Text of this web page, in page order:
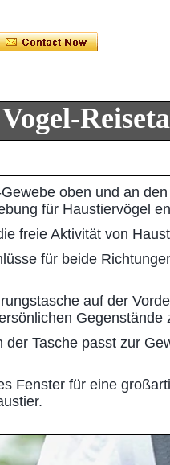
Vogel-
oben und an
für Haustiervögel
freie Aktivität von
für beide
auf der
Gegenstände
Tasche passt zur
Fenster für eine